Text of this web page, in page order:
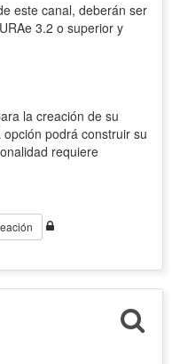
este canal, deberán ser
3.2 o superior y
la creación de su
podrá construir su
requiere